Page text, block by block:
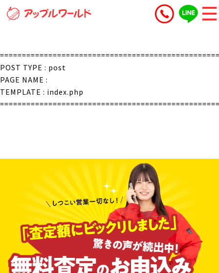
POST TYPE : post
PAGE NAME :
TEMPLATE : index.php